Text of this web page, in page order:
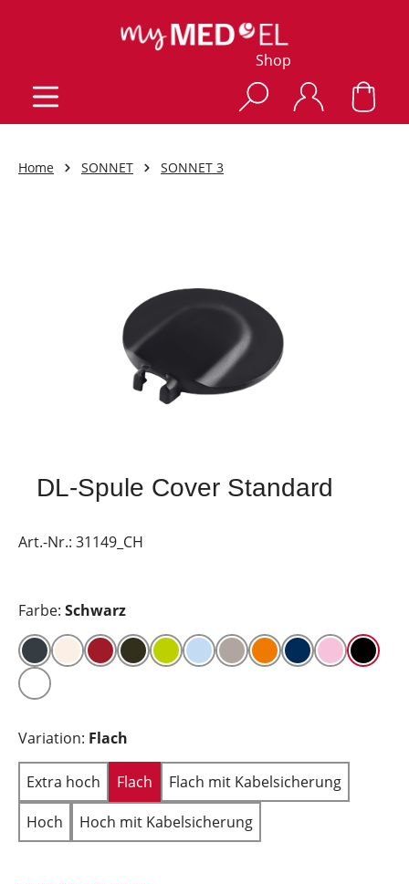
Shop
Home SONNET SONNET 3
DL-Spule Cover Standard
Art.-Nr.: 31149_CH
Farbe: Schwarz
Variation: Flach
Extra hoch Flach
Flach mit Kabelsicherung
Hoch
Hoch mit Kabelsicherung